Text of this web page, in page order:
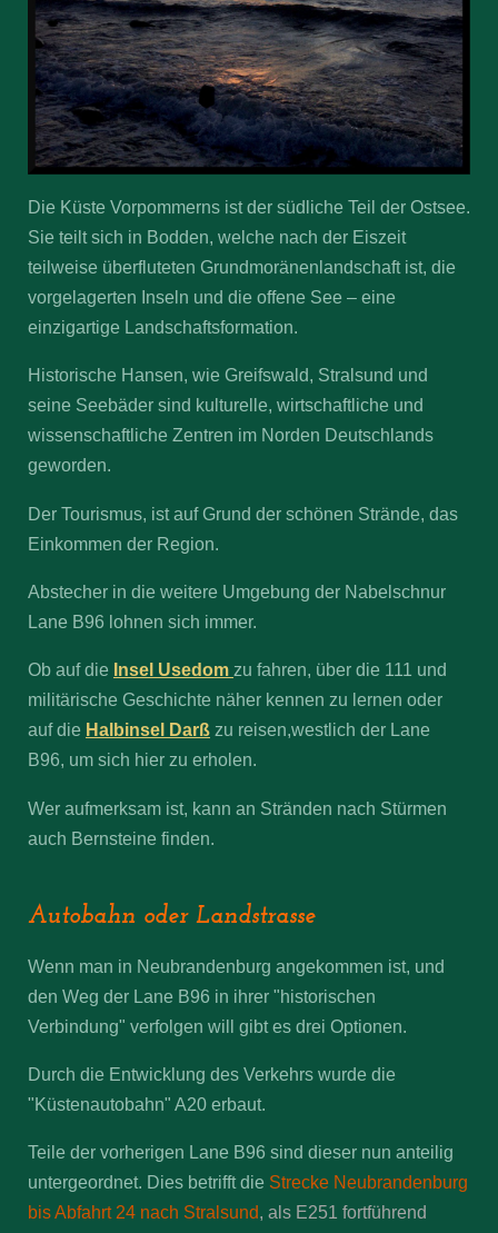
Die Küste Vorpommerns ist der südliche Teil der Ostsee.
Sie teilt sich in Bodden, welche nach der Eiszeit
teilweise überfluteten Grundmoränenlandschaft ist, die
vorgelagerten Inseln und die offene See – eine
einzigartige Landschaftsformation.
Historische Hansen, wie Greifswald, Stralsund und
seine Seebäder sind kulturelle, wirtschaftliche und
wissenschaftliche Zentren im Norden Deutschlands
geworden.
Der Tourismus, ist auf Grund der schönen Strände, das
Einkommen der Region.
Abstecher in die weitere Umgebung der Nabelschnur
Lane B96 lohnen sich immer.
Ob auf die Insel Usedom zu fahren, über die 111 und
militärische Geschichte näher kennen zu lernen oder
auf die Halbinsel Darß zu reisen,westlich der Lane
B96, um sich hier zu erholen.
Wer aufmerksam ist, kann an Stränden nach Stürmen
auch Bernsteine finden.
Autobahn oder Landstrasse
Wenn man in Neubrandenburg angekommen ist, und
den Weg der Lane B96 in ihrer "historischen
Verbindung" verfolgen will gibt es drei Optionen.
Durch die Entwicklung des Verkehrs wurde die
"Küstenautobahn" A20 erbaut.
Teile der vorherigen Lane B96 sind dieser nun anteilig
untergeordnet. Dies betrifft die Strecke Neubrandenburg
bis Abfahrt 24 nach Stralsund, als E251 fortführend